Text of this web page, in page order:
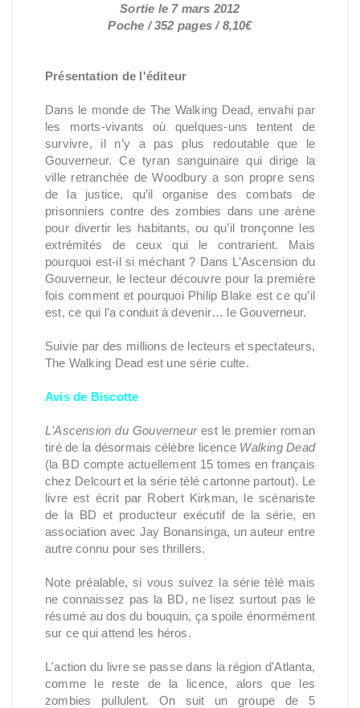
Sortie le 7 mars 2012
Poche / 352 pages / 8,10€
Présentation de l'éditeur
Dans le monde de The Walking Dead, envahi par
les morts-vivants où quelques-uns tentent de
survivre, il n’y a pas plus redoutable que le
Gouverneur. Ce tyran sanguinaire qui dirige la
ville retranchée de Woodbury a son propre sens
de la justice, qu’il organise des combats de
prisonniers contre des zombies dans une arène
pour divertir les habitants, ou qu’il tronçonne les
extrémités de ceux qui le contrarient. Mais
pourquoi est-il si méchant ? Dans L’Ascension du
Gouverneur, le lecteur découvre pour la première
fois comment et pourquoi Philip Blake est ce qu’il
est, ce qui l’a conduit à devenir… le Gouverneur.
Suivie par des millions de lecteurs et spectateurs,
The Walking Dead est une série culte.
Avis de Biscotte
L'Ascension du Gouverneurest le premier roman
tiré de la désormais célèbre licence Walking Dead
(la BD compte actuellement 15 tomes en français
chez Delcourt et la série télé cartonne partout). Le
livre est écrit par Robert Kirkman, le scénariste
de la BD et producteur exécutif de la série, en
association avec Jay Bonansinga, un auteur entre
autre connu pour ses thrillers.
Note préalable, si vous suivez la série télé mais
ne connaissez pas la BD, ne lisez surtout pas le
résumé au dos du bouquin, ça spoile énormément
sur ce qui attend les héros.
L'action du livre se passe dans la région d'Atlanta,
comme le reste de la licence, alors que les
zombies pullulent. On suit un groupe de 5